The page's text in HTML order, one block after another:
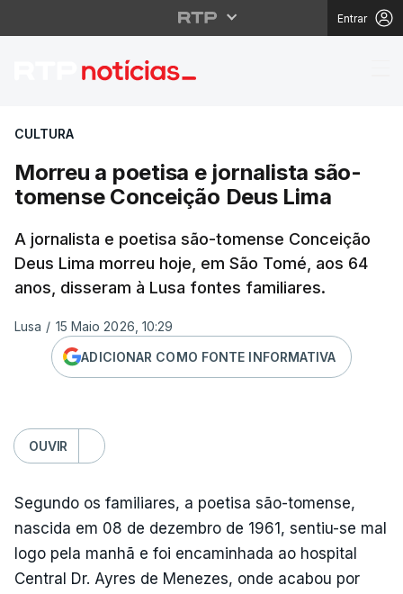
Entrar
Morreu a poetisa e
CULTURA
Morreu a poetisa e jornalista são-
tomense Conceição Deus Lima
A jornalista e poetisa são-tomense Conceição
Deus Lima morreu hoje, em São Tomé, aos 64
anos, disseram à Lusa fontes familiares.
Lusa / 15 Maio 2026, 10:29
ADICIONAR COMO FONTE INFORMATIVA
OUVIR
Segundo os familiares, a poetisa são-tomense,
nascida em 08 de dezembro de 1961, sentiu-se mal
logo pela manhã e foi encaminhada ao hospital
Central Dr. Ayres de Menezes, onde acabou por